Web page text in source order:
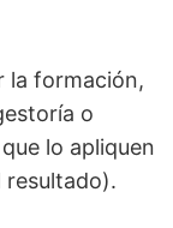
la formación,
o
lo apliquen
resultado).